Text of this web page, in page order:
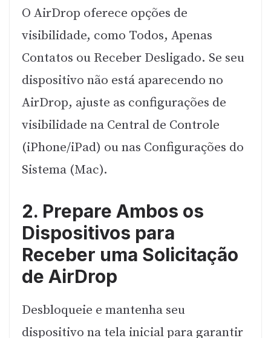
O AirDrop oferece opções de
visibilidade, como Todos, Apenas
Contatos ou Receber Desligado. Se seu
dispositivo não está aparecendo no
AirDrop, ajuste as configurações de
visibilidade na Central de Controle
(iPhone/iPad) ou nas Configurações do
Sistema (Mac).
2. Prepare Ambos os
Dispositivos para
Receber uma Solicitação
de AirDrop
Desbloqueie e mantenha seu
dispositivo na tela inicial para garantir